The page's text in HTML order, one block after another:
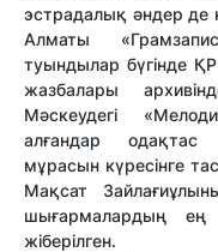
эстрадалық әндер
Алматы
туындылар бүгінде
жазбалары
Мәскеудегі
алғандар одақтас
мұрасын күресінге
Мақсат
шығармалардың ең
жіберілген.